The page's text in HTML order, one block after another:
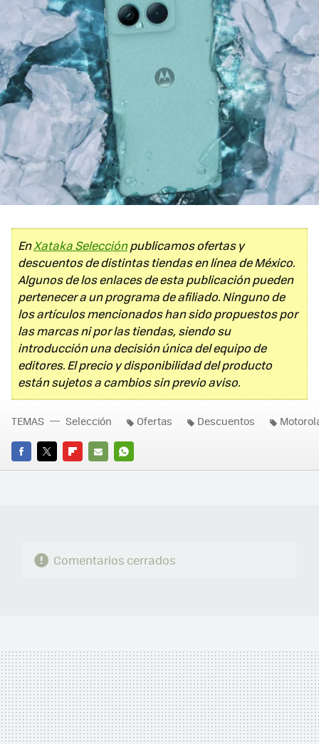
EnXataka Selecciónpublicamos ofertas y
descuentos de distintas tiendas en línea de México.
Algunos de los enlaces de esta publicación pueden
pertenecer a un programa de afiliado. Ninguno de
los artículos mencionados han sido propuestos por
las marcas ni por las tiendas, siendo su
introducción una decisión única del equipo de
editores. El precio y disponibilidad del producto
están sujetos a cambios sin previo aviso.
FACEBOOK
TWITTERFLIPBOARD
E-
WHATSAPP
TEMAS Selección Ofertas Descuentos
Comentarios cerrados